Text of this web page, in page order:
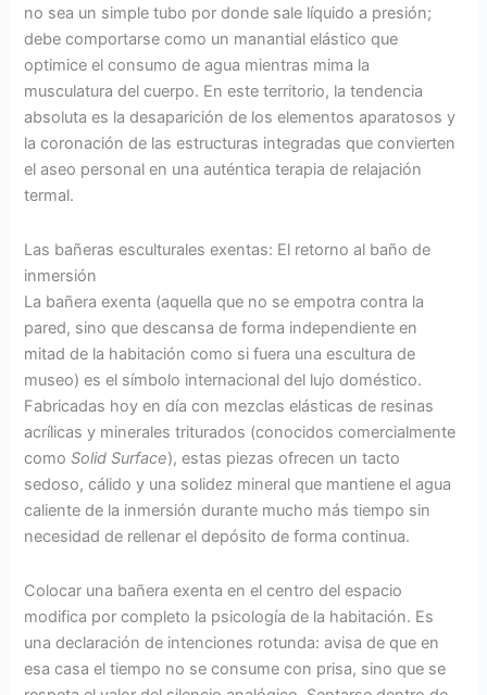
no sea un simple tubo por donde sale líquido a presión;
debe comportarse como un manantial elástico que
optimice el consumo de agua mientras mima la
musculatura del cuerpo. En este territorio, la tendencia
absoluta es la desaparición de los elementos aparatosos y
la coronación de las estructuras integradas que convierten
el aseo personal en una auténtica terapia de relajación
termal.
Las bañeras esculturales exentas: El retorno al baño de
inmersión
La bañera exenta (aquella que no se empotra contra la
pared, sino que descansa de forma independiente en
mitad de la habitación como si fuera una escultura de
museo) es el símbolo internacional del lujo doméstico.
Fabricadas hoy en día con mezclas elásticas de resinas
acrílicas y minerales triturados (conocidos comercialmente
comoSolid Surface), estas piezas ofrecen un tacto
sedoso, cálido y una solidez mineral que mantiene el agua
caliente de la inmersión durante mucho más tiempo sin
necesidad de rellenar el depósito de forma continua.
Colocar una bañera exenta en el centro del espacio
modifica por completo la psicología de la habitación. Es
una declaración de intenciones rotunda: avisa de que en
esa casa el tiempo no se consume con prisa, sino que se